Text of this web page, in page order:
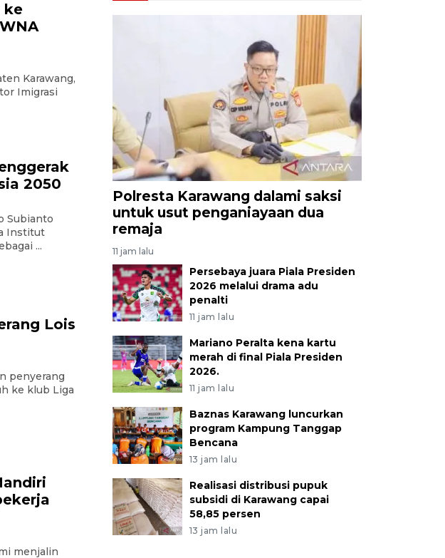
ke
Karawang,
Imigrasi
2050
Subianto
Institut
...
Lois
penyerang
ke klub Liga
menjalin
Polresta Karawang dalami saksi
untuk usut penganiayaan dua
remaja
11 jam lalu
Persebaya juara Piala Presiden
2026 melalui drama adu
penalti
11 jam lalu
Mariano Peralta kena kartu
merah di final Piala Presiden
2026.
11 jam lalu
Baznas Karawang luncurkan
program Kampung Tanggap
Bencana
13 jam lalu
Realisasi distribusi pupuk
subsidi di Karawang capai
58,85 persen
13 jam lalu